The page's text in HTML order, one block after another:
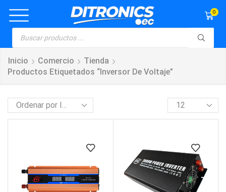
0
Inicio Comercio
Tienda
Productos Etiquetados “Inversor De Voltaje”